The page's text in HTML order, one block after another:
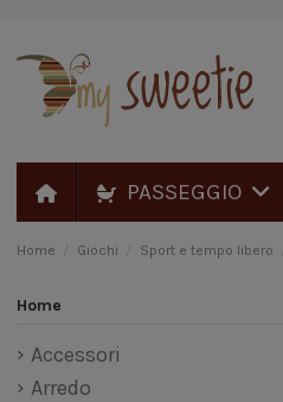
PASSEGGIO
Home Giochi Sport e tempo libero
Home
Accessori
Arredo